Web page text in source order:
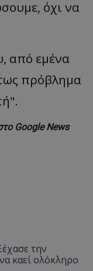
όχι να
από εμένα
πρόβλημα
Google News
την
καεί ολόκληρο